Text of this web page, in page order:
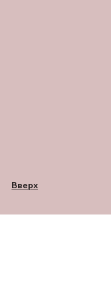
Вверх